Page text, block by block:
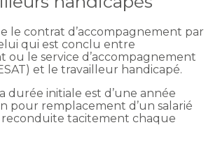
le contrat d’accompagnement par
qui est conclu entre
ou le service d’accompagnement
et le travailleur handicapé.
durée initiale est d’une année
pour remplacement d’un salarié
reconduite tacitement chaque